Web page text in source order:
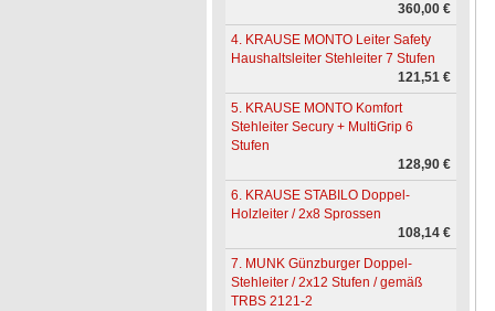
360,00 €
4. KRAUSE MONTO Leiter Safety
Haushaltsleiter Stehleiter 7 Stufen
121,51 €
5. KRAUSE MONTO Komfort
Stehleiter Secury + MultiGrip 6
Stufen
128,90 €
6. KRAUSE STABILO Doppel-
Holzleiter / 2x8 Sprossen
108,14 €
7. MUNK Günzburger Doppel-
Stehleiter / 2x12 Stufen / gemäß
TRBS 2121-2